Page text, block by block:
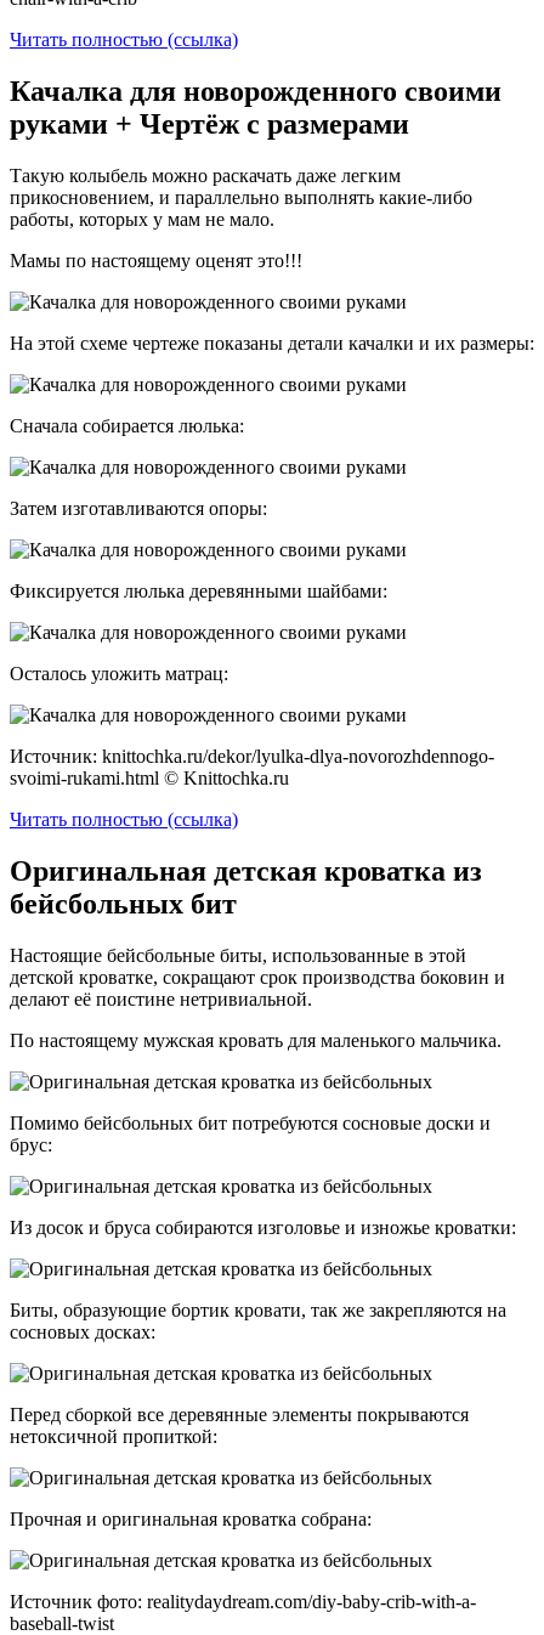
Читать полностью (ссылка)
Качалка для новорожденного своими
руками + Чертёж с размерами
Такую колыбель можно раскачать даже легким
прикосновением, и параллельно выполнять какие-либо
работы, которых у мам не мало.
Мамы по настоящему оценят это!!!
На этой схеме чертеже показаны детали качалки и их размеры:
Сначала собирается люлька:
Затем изготавливаются опоры:
Фиксируется люлька деревянными шайбами:
Осталось уложить матрац:
Источник: knittochka.ru/dekor/lyulka-dlya-novorozhdennogo-
svoimi-rukami.html © Knittochka.ru
Читать полностью (ссылка)
Оригинальная детская кроватка из
бейсбольных бит
Настоящие бейсбольные биты, использованные в этой
детской кроватке, сокращают срок производства боковин и
делают её поистине нетривиальной.
По настоящему мужская кровать для маленького мальчика.
Помимо бейсбольных бит потребуются сосновые доски и
брус:
Из досок и бруса собираются изголовье и изножье кроватки:
Биты, образующие бортик кровати, так же закрепляются на
сосновых досках:
Перед сборкой все деревянные элементы покрываются
нетоксичной пропиткой:
Прочная и оригинальная кроватка собрана:
Источник фото: realitydaydream.com/diy-baby-crib-with-a-
baseball-twist